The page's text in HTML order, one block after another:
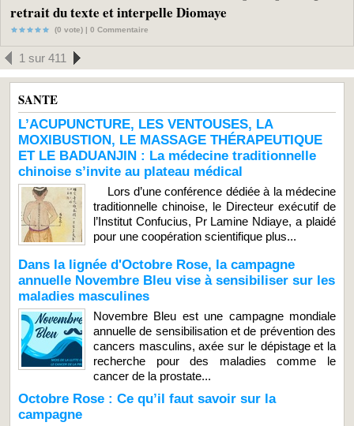
retrait du texte et interpelle Diomaye
(0 vote) | 0 Commentaire
1 sur 411
SANTE
L’ACUPUNCTURE, LES VENTOUSES, LA
MOXIBUSTION, LE MASSAGE THÉRAPEUTIQUE
ET LE BADUANJIN : La médecine traditionnelle
chinoise s’invite au plateau médical
Lors d’une conférence dédiée à la médecine
traditionnelle chinoise, le Directeur exécutif de
l’Institut Confucius, Pr Lamine Ndiaye, a plaidé
pour une coopération scientifique plus...
Dans la lignée d'Octobre Rose, la campagne
annuelle Novembre Bleu vise à sensibiliser sur les
maladies masculines
Novembre Bleu est une campagne mondiale
annuelle de sensibilisation et de prévention des
cancers masculins, axée sur le dépistage et la
recherche pour des maladies comme le
cancer de la prostate...
Octobre Rose : Ce qu’il faut savoir sur la
campagne